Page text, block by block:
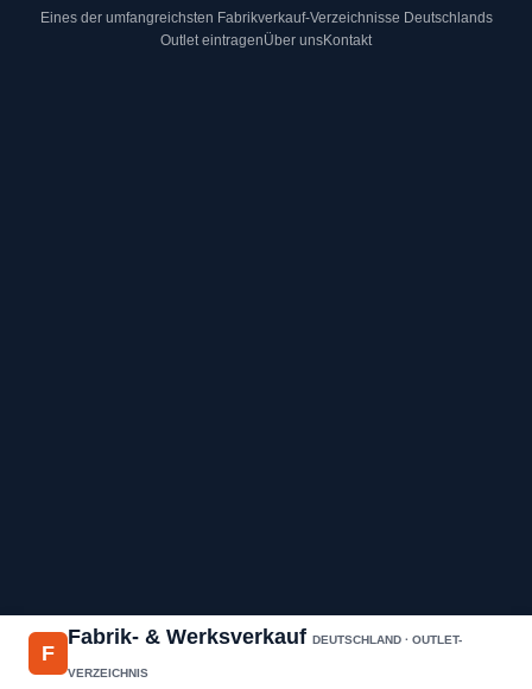
Eines der umfangreichsten Fabrikverkauf-Verzeichnisse Deutschlands
Outlet eintragenÜber unsKontakt
F
Fabrik- & WerksverkaufDEUTSCHLAND · OUTLET-
VERZEICHNIS